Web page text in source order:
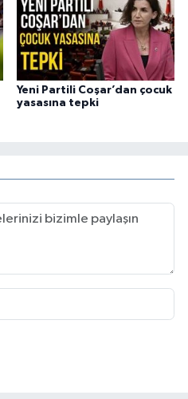
Yeni Partili Coşar’dan çocuk
yasasına tepki